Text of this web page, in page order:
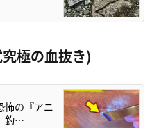
極の血抜き)
怖の『アニ
釣…